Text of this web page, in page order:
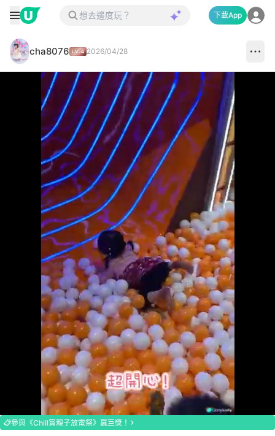
下載App
cha8076 2026/04/28
Loaded:
100.00%
參與《Chill賞親子放電祭》贏巨獎！